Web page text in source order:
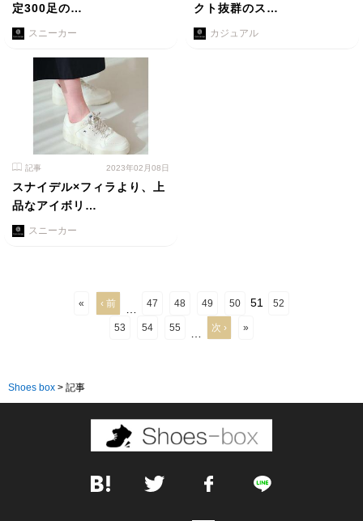
定300足の…
スニーカー
クト抜群のス…
カジュアル
記事 2023年02月08日
スナイデル×フィラより、上
品なアイボリ…
スニーカー
« ‹ 前 47 48 49 50 51 52
53 54 55 次 › »
Shoes box > 記事